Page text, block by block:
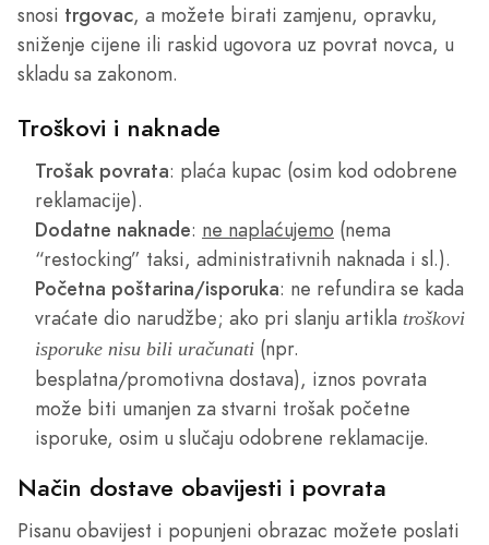
snosi trgovac, a možete birati zamjenu, opravku,
sniženje cijene ili raskid ugovora uz povrat novca, u
skladu sa zakonom.
Troškovi i naknade
Trošak povrata: plaća kupac (osim kod odobrene
reklamacije).
Dodatne naknade: ne naplaćujemo (nema
“restocking” taksi, administrativnih naknada i sl.).
Početna poštarina/isporuka: ne refundira se kada
vraćate dio narudžbe; ako pri slanju artikla troškovi
isporuke nisu bili uračunati (npr.
besplatna/promotivna dostava), iznos povrata
može biti umanjen za stvarni trošak početne
isporuke, osim u slučaju odobrene reklamacije.
Način dostave obavijesti i povrata
Pisanu obavijest i popunjeni obrazac možete poslati